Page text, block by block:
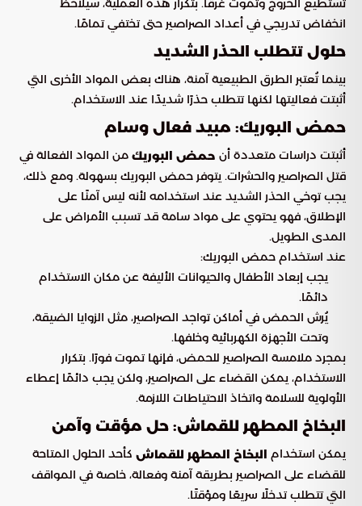
تستطيع الخروج وتموت غرقًا. بتكرار هذه العملية، سيلاحظ
انخفاض تدريجي في أعداد الصراصير حتى تختفي تمامًا.
حلول تتطلب الحذر الشديد
بينما تُعتبر الطرق الطبيعية آمنة، هناك بعض المواد الأخرى التي
أثبتت فعاليتها لكنها تتطلب حذرًا شديدًا عند الاستخدام.
حمض البوريك: مبيد فعال وسام
أثبتت دراسات متعددة أن حمض البوريك من المواد الفعالة في
قتل الصراصير والحشرات. يتوفر حمض البوريك بسهولة. ومع ذلك،
يجب توخي الحذر الشديد عند استخدامه لأنه ليس آمنًا على
الإطلاق، فهو يحتوي على مواد سامة قد تسبب الأمراض على
المدى الطويل.
عند استخدام حمض البوريك:
يجب إبعاد الأطفال والحيوانات الأليفة عن مكان الاستخدام
دائمًا.
يُرش الحمض في أماكن تواجد الصراصير، مثل الزوايا الضيقة،
وتحت الأجهزة الكهربائية وخلفها.
بمجرد ملامسة الصراصير للحمض، فإنها تموت فورًا. بتكرار
الاستخدام، يمكن القضاء على الصراصير، ولكن يجب دائمًا إعطاء
الأولوية للسلامة واتخاذ الاحتياطات اللازمة.
البخاخ المطهر للقماش: حل مؤقت وآمن
يمكن استخدام البخاخ المطهر للقماش كأحد الحلول المتاحة
للقضاء على الصراصير بطريقة آمنة وفعالة، خاصة في المواقف
التي تتطلب تدخلًا سريعًا ومؤقتًا.